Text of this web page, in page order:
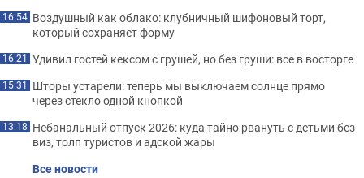
16:54 Воздушный как облако: клубничный шифоновый торт,
который сохраняет форму
16:21 Удивил гостей кексом с грушей, но без груши: все в восторге
15:31 Шторы устарели: теперь мы выключаем солнце прямо
через стекло одной кнопкой
13:18 Небанальный отпуск 2026: куда тайно рвануть с детьми без
виз, толп туристов и адской жары
Все новости